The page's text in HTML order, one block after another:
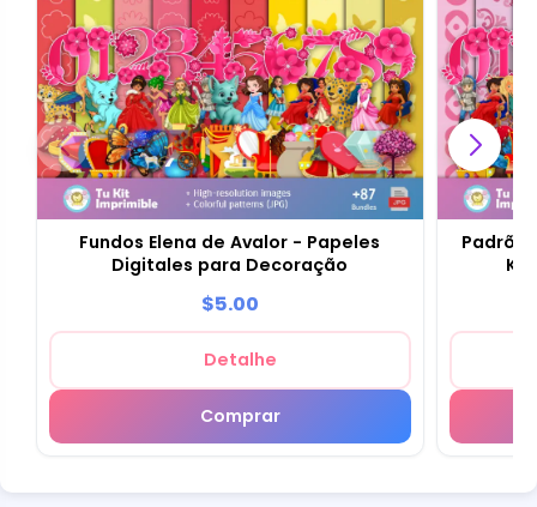
Fundos Elena de Avalor - Papeles
Digitales para Decoração
$5.00
Detalhe
Comprar